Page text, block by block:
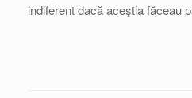
indiferent dacă aceştia făceau